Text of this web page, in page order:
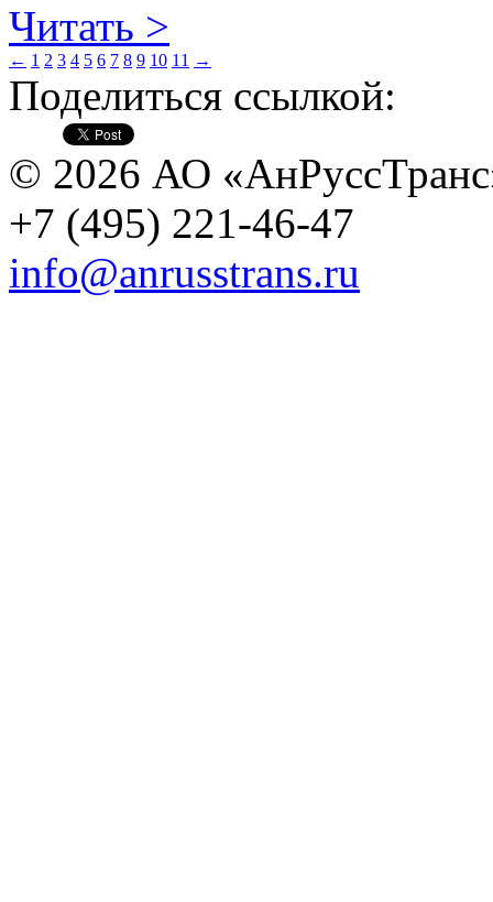
Читать >
← 1 2 3 4 5 6 7 8 9 10 11 →
Поделиться ссылкой:
© 2026 АО
+7 (495) 221-46-47
info@anrusstrans.ru